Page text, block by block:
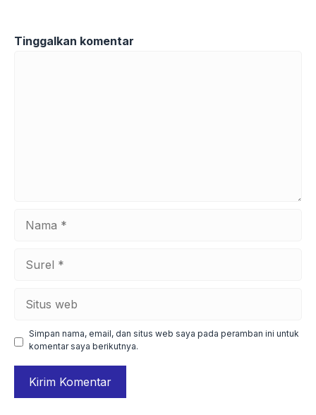
Tinggalkan komentar
Simpan nama, email, dan situs web saya pada peramban ini untuk
komentar saya berikutnya.